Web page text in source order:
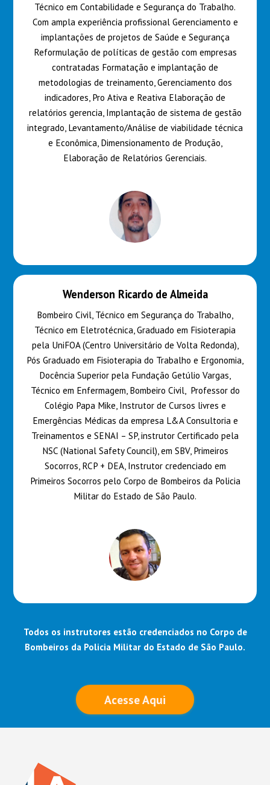
Técnico em Contabilidade e Segurança do Trabalho.
Com ampla experiência profissional Gerenciamento e
implantações de projetos de Saúde e Segurança
Reformulação de políticas de gestão com empresas
contratadas Formatação e implantação de
metodologias de treinamento, Gerenciamento dos
indicadores, Pro Ativa e Reativa Elaboração de
relatórios gerencia, Implantação de sistema de gestão
integrado, Levantamento/Análise de viabilidade técnica
e Econômica, Dimensionamento de Produção,
Elaboração de Relatórios Gerenciais.
Wenderson Ricardo de Almeida
Bombeiro Civil, Técnico em Segurança do Trabalho,
Técnico em Eletrotécnica, Graduado em Fisioterapia
pela UniFOA (Centro Universitário de Volta Redonda),
Pós Graduado em Fisioterapia do Trabalho e Ergonomia,
Docência Superior pela Fundação Getúlio Vargas,
Técnico em Enfermagem, Bombeiro Civil, Professor do
Colégio Papa Mike, Instrutor de Cursos livres e
Emergências Médicas da empresa L&A Consultoria e
Treinamentos e SENAI – SP, instrutor Certificado pela
NSC (National Safety Council), em SBV, Primeiros
Socorros, RCP + DEA, Instrutor credenciado em
Primeiros Socorros pelo Corpo de Bombeiros da Policia
Militar do Estado de São Paulo.
Todos os instrutores estão credenciados no Corpo de
Bombeiros da Policia Militar do Estado de São Paulo.
Acesse Aqui